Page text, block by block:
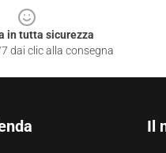
in tutta sicurezza
dai clic alla consegna
Il